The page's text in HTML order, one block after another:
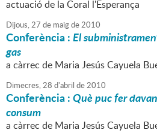
actuació de la Coral l'Esperança
Dijous,27 de maigde2010
Conferència :El
gas
a càrrec de Maria Jesús Cayuela
Dimecres,28 d'abril de2010
Conferència :Què puc fer
consum
a càrrec de Maria Jesús Cayuela